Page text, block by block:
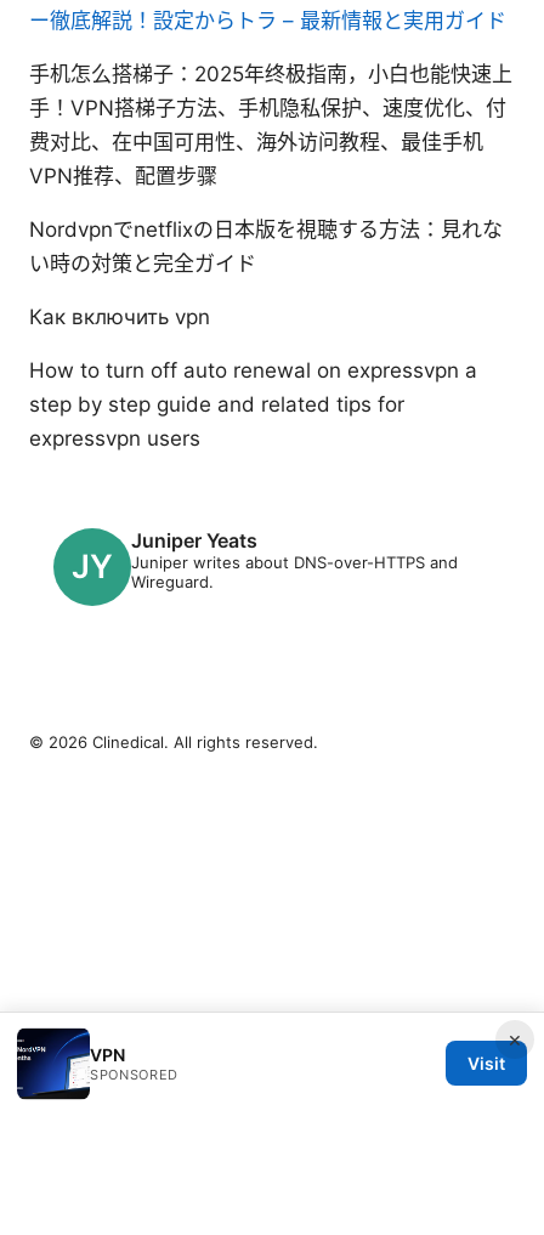
ー徹底解説！設定からトラ – 最新情報と実用ガイド
手机怎么搭梯子：2025年终极指南，小白也能快速上
手！VPN搭梯子方法、手机隐私保护、速度优化、付
费对比、在中国可用性、海外访问教程、最佳手机
VPN推荐、配置步骤
Nordvpnでnetflixの日本版を視聴する方法：見れな
い時の対策と完全ガイド
Как включить vpn
How to turn off auto renewal on expressvpn a
step by step guide and related tips for
expressvpn users
Juniper Yeats
Juniper writes about DNS-over-HTTPS and
Wireguard.
×
VPN
SPONSORED
Visit
© 2026 Clinedical. All rights reserved.